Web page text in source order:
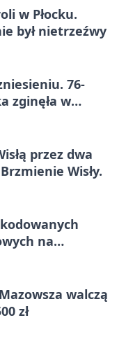
w Płocku.
był nietrzeźwy
76-
zginęła w
przez dwa
Wisły.
na
walczą
zł